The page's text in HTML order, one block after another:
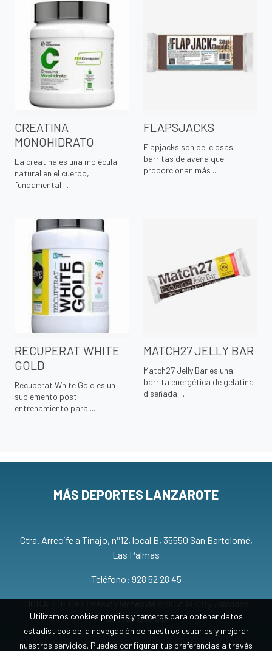
CREATINA
MONOHIDRATO
La creatina es una molécula
natural en el cuerpo,
fundamental ...
FLAPSJACKS
Flapjacks son deliciosas
barritas de avena que
proporcionan más ...
RECUPERAT WHITE
GOLD
Recuperat White Gold es un
suplemento post-
entrenamiento para ...
MATCH27 JELLY BAR
Match27 Jelly Bar es una
barrita energética de gelatina
diseñada ...
MÁS DEPORTES LANZAROTE
Ctra. Arrecife a Tinajo, nº12, local B, 35550 San Bartolomé,
Las Palmas
Teléfono: 928 52 28 45
de 9:00 a 13:00
Utilizamos cookies propias y terceros para obtener datos
estadísticos de la navegación de nuestros usuarios y mejorar
nuestros servicios. Puedes configurar tus preferencias a través